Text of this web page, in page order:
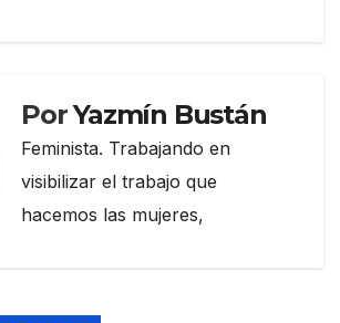
PorYazmín Bustán
Feminista. Trabajando en
visibilizar el trabajo que
hacemos las mujeres,